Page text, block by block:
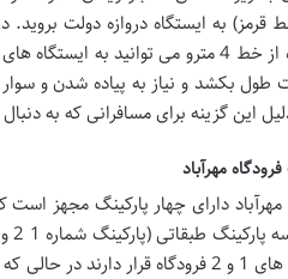
طول بکشد و نیاز به پیاده شدن و
این گزینه برای مسافرانی که به
مهرآباد
مهرآباد دارای چهار پارکینگ مجهز